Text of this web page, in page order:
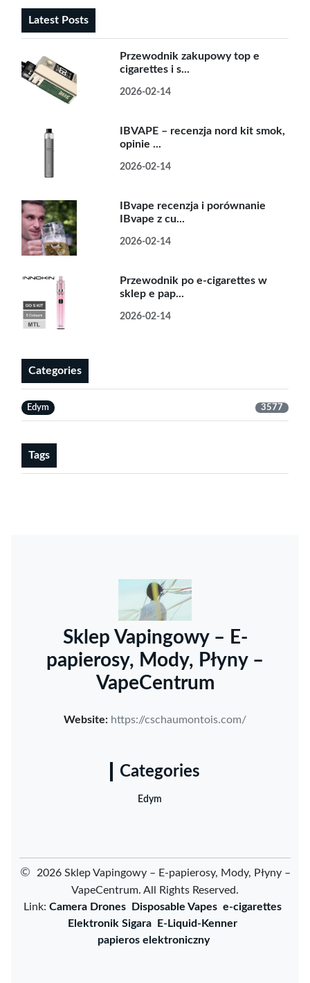
Latest Posts
Przewodnik zakupowy top e
cigarettes i s...
2026-02-14
IBVAPE – recenzja nord kit smok,
opinie ...
2026-02-14
IBvape recenzja i porównanie
IBvape z cu...
2026-02-14
Przewodnik po e-cigarettes w
sklep e pap...
2026-02-14
Categories
Edym 3577
Tags
Sklep Vapingowy – E-
papierosy, Mody, Płyny –
VapeCentrum
Website: https://cschaumontois.com/
Categories
Edym
©
2026 Sklep Vapingowy – E-papierosy, Mody, Płyny –
VapeCentrum. All Rights Reserved.
Link: Camera Drones Disposable Vapes e-cigarettes
Elektronik Sigara
E-Liquid-Kenner
papieros elektroniczny